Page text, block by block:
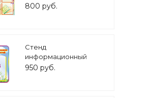
42*30см арт. ШК176
800 руб.
Стенд
информационный
"Светлячок
950 руб.